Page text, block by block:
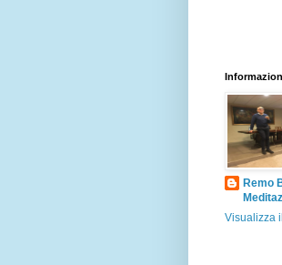
Remo
Visualizza